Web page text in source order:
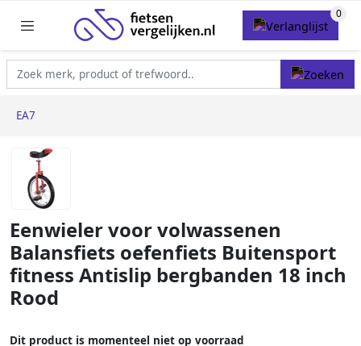
EA7
Eenwieler voor volwassenen
Balansfiets oefenfiets Buitensport
fitness Antislip bergbanden 18 inch
Rood
Dit product is momenteel niet op voorraad